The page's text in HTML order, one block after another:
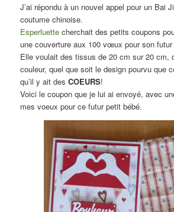
J’ai répondu à un nouvel appel pour un Bai
coutume chinoise.
Esperluette cherchait des petits coupons
une couverture aux 100 vœux pour son
Elle voulait des tissus de 20 cm sur 20 cm,
couleur, quel que soit le design pourvu que
qu’il y ait des COEURS!
Voici le coupon que je lui ai envoyé, avec
mes voeux pour ce futur petit bébé.